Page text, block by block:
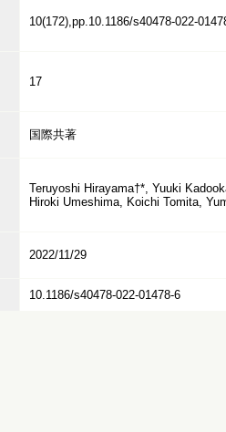
10(172),pp.10.1186/s40478-022-
17
国際共著
Teruyoshi Hirayama†*, Yuuki
Hiroki Umeshima, Koichi Tomita,
2022/11/29
10.1186/s40478-022-01478-6